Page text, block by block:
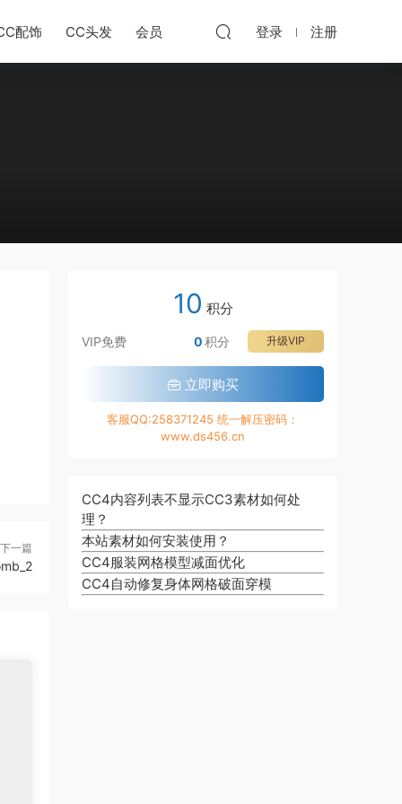
配饰 CC头发 会员 登录 注册
下一篇
10 积分
VIP免费 升级VIP
0积分
立即购买
客服QQ:258371245 统一解压密码：
www.ds456.cn
CC4内容列表不显示CC3素材如何处
理？
本站素材如何安装使用？
CC4服装网格模型减面优化
CC4自动修复身体网格破面穿模